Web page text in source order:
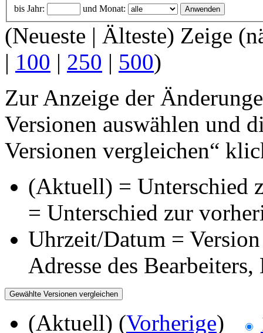
bis Jahr:
und Monat:
(Neueste | Älteste) Zeige
| 100 | 250 | 500)
Zur Anzeige der
Versionen auswählen und
Versionen vergleichen“
(Aktuell) = Unterschied
= Unterschied zur
Uhrzeit/Datum =
Adresse des
(Aktuell) (Vorherige)